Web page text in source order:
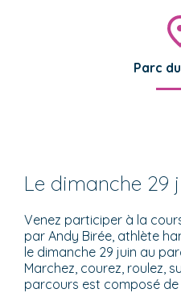
Parc
Le dimanche 29
Venez participer à la
par Andy Birée, athlète
le dimanche 29 juin au
Marchez, courez, roulez,
parcours est composé de